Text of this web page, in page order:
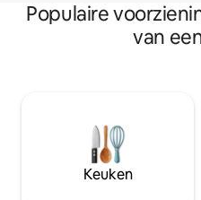
Populaire
van
Keuken